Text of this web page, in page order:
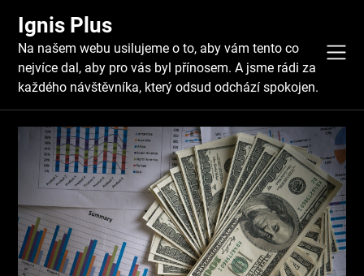
content
Ignis Plus
Na našem webu usilujeme o to, aby vám tento co
nejvíce dal, aby pro vás byl přínosem. A jsme rádi za
každého návštěvníka, který odsud odchází spokojen.